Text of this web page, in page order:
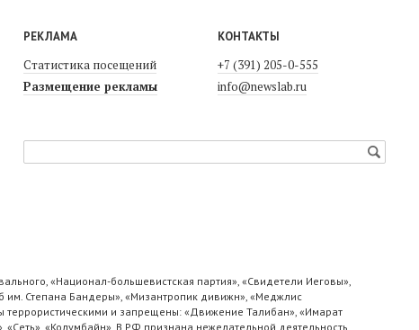
РЕКЛАМА
Статистика посещений
Размещение рекламы
КОНТАКТЫ
+7 (391) 205-0-555
info@newslab.ru
«Национал-большевистская партия», «Свидетели Иеговы»,
Степана Бандеры», «Мизантропик дивижн», «Меджлис
террористическими и запрещены: «Движение Талибан», «Имарат
«Колумбайн». В РФ признана нежелательной деятельность